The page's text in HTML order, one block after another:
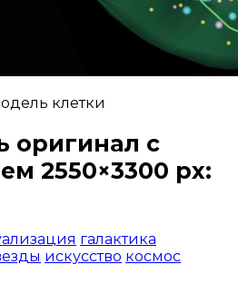
клетки
оригинал с
2550×3300 px:
галактика
искусство космос